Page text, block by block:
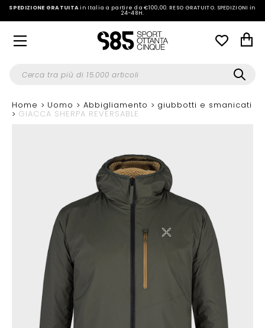
SPEDIZIONE GRATUITAin Italia a partire da €100,00.RESO GRATUITO. SPEDIZIONI in
24-48H.
Home Uomo Abbigliamento giubbotti e smanicati
GIACCA SHERPA REVERSABLE